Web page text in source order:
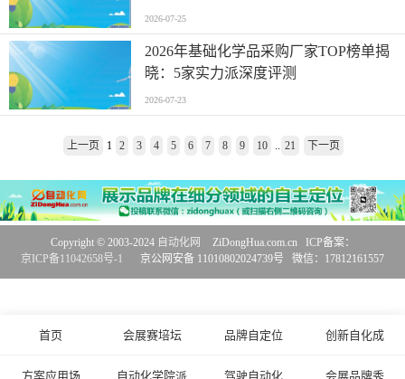
低压电抗器，无功补偿控制器制造企业
有哪些
2026-07-25
2026年基础化学品采购厂家TOP榜单揭
晓：5家实力派深度评测
2026-07-23
上一页 1 2 3 4 5 6 7 8 9 10 21 下一页
首页 会展赛培坛 品牌自定位 创新自化成
方案应用场 自动化学院派 驾驶自动化 会展品牌秀
Copyright © 2003-2024 自动化网
ZiDongHua.com.cn ICP备案：
京ICP备11042658号-1
京公网安备 11010802024739号 微信：17812161557